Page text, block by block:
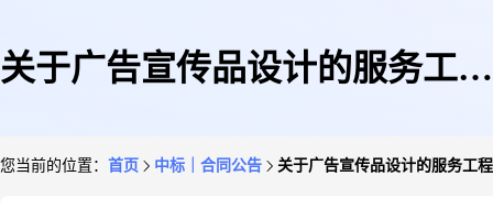
关于广告宣传品设计的服务工程
您当前的位置： 首页 中标｜合同公告 关于广告宣传品设计的服务工